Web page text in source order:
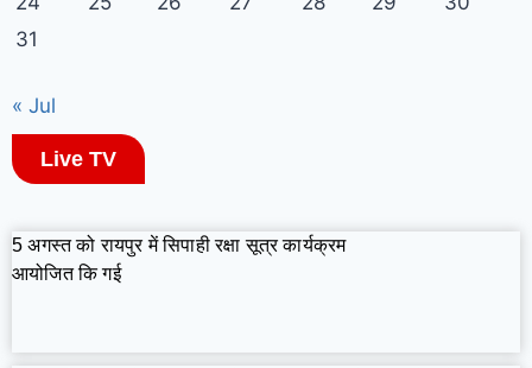
31
« Jul
Live TV
5 अगस्त को रायपुर में सिपाही रक्षा सूत्र कार्यक्रम
आयोजित कि गई